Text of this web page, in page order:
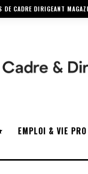
DE CADRE DIRIGEANT
EMPLOI & VIE PRO